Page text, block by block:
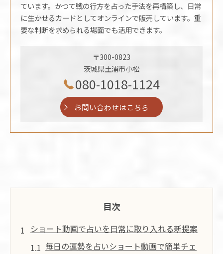
ています。かつて戦の行方を占った手法を再構築し、日常
に生かせるカードとしてオンラインで販売しています。重
要な判断を求められる場面でも活用できます。
〒300-0823
茨城県土浦市小松
080-1018-1124
お問い合わせはこちら
目次
ショート動画で占いを日常に取り入れる新提案
毎日の運勢を占いショート動画で簡単チェ